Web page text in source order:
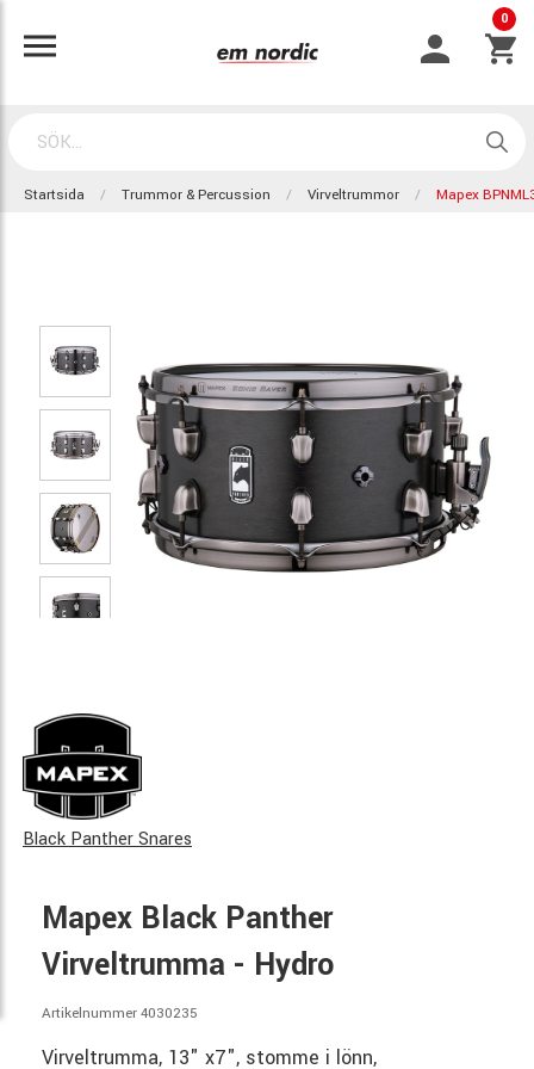
0
Startsida Trummor & Percussion Virveltrummor Mapex
Black Panther Snares
Mapex Black Panther
Virveltrumma - Hydro
Artikelnummer 4030235
Virveltrumma, 13" x7", stomme i lönn,